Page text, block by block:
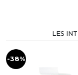
LES
-38%